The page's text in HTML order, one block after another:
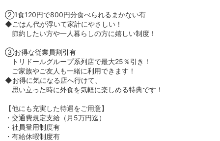
②1食120円で800円分食べられるまかない有
◆ごはん代が浮いて家計にやさしい！
節約したい方や一人暮らしの方に嬉しい制度！
③お得な従業員割引有
トリドールグループ系列店で最大25％引き！
ご家族やご友人も一緒に利用できます！
◆お得に気になる店へ行けて、
思い立った時に外食を気軽に楽しめる特典です！
【他にも充実した待遇をご用意】
・交通費規定支給（月5万円迄）
・社員登用制度有
・有給休暇制度有